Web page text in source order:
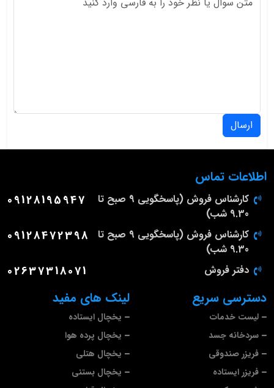
ارسال
لینک های مفید
یخچال ایستاده
یخچال پرده هوا
یخچال هتلی
یخچال بستنی
دسترسی سریع
لیست خدمات
سردخانه جسد
فریزر صندوقی
فریزر ایستاده
اطلاعات تماس
کارشناس فروش (پاسخگویی 9 صبح تا
9.30 شب)
09128195947
کارشناس فروش (پاسخگویی 9 صبح تا
9.30 شب)
09128472398
دفتر فروش 02637318071